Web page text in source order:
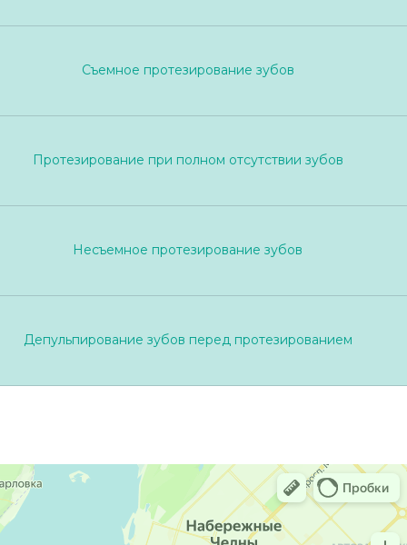
Съемное протезирование зубов
Протезирование при полном отсутствии зубов
Несъемное протезирование зубов
Депульпирование зубов перед протезированием